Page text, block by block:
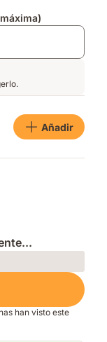
Añadir
han visto este